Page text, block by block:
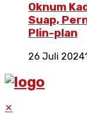
Oknum
Suap,
Plin-plan
26 Juli 2024
✕